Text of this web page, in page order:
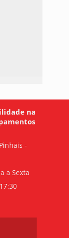
na
-
a Sexta